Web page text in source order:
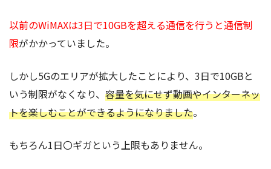
以前のWiMAXは3日で10GBを超える通信を行うと通信制
限がかかっていました。
しかし5Gのエリアが拡大したことにより、3日で10GBと
いう制限がなくなり、 容量を気にせず動画やインターネッ
トを楽しむことができるようになりました。
もちろん1日〇ギガという上限もありません。